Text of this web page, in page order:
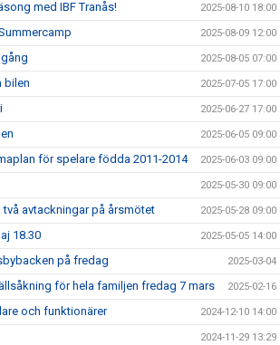
med IBF Tranås! 2025-08-10 18:00
2025-08-09 12:00
2025-08-05 07:00
bilen 2025-07-05 17:00
2025-06-27 17:00
2025-06-05 09:00
för spelare födda 2011-2014 2025-06-03 09:00
2025-05-30 09:00
avtackningar på årsmötet 2025-05-28 09:00
18.30 2025-05-05 14:00
på fredag 2025-03-04
för hela familjen fredag 7 mars 2025-02-16
och funktionärer 2024-12-10 14:00
2024-11-29 13:29